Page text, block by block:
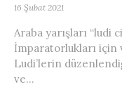
16 Şubat 2021
Araba yarışları “ludi
İmparatorlukları için
Ludi’lerin
ve...